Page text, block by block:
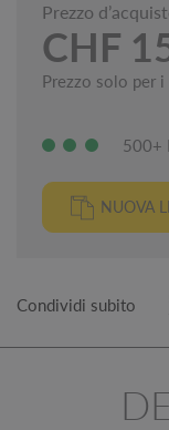
Prezzo
CHF
Prezzo solo per
500+
NUOVA
Condividi subito